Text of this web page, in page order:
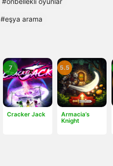
#eşya arama
Cracker Jack
7
Armacia’s
Knight
5.5